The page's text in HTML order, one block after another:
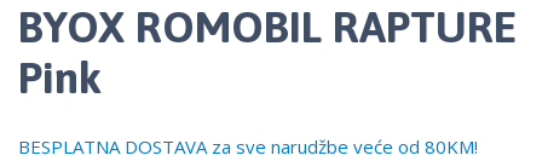
BYOX ROMOBIL RAPTURE
Pink
BESPLATNA DOSTAVA za sve narudžbe veće od 80KM!